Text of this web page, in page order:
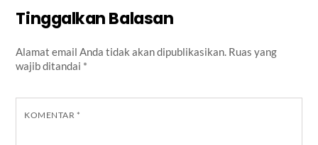
Tinggalkan Balasan
Alamat email Anda tidak akan dipublikasikan. Ruas yang
wajib ditandai *
KOMENTAR *